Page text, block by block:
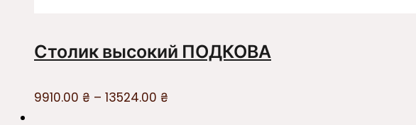
Столик высокий ПОДКОВА
9910.00 ₴ – 13524.00 ₴